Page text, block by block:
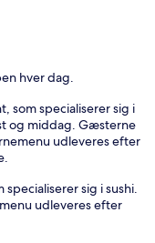
hver dag.
som specialiserer sig i
og middag. Gæsterne
udleveres efter
specialiserer sig i sushi.
udleveres efter